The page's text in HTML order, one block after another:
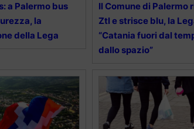
a Palermo bus
la
della Lega
Il Comune di Palermo
Ztl e strisce blu, la
“Catania fuori dal
dallo spazio”